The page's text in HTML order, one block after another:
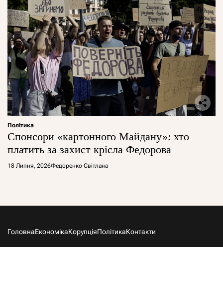
Політика
Спонсори «картонного Майдану»: хто
платить за захист крісла Федорова
18 Липня, 2026Федоренко Світлана
ГоловнаЕкономікаКорупціяПолітикаКонтакти